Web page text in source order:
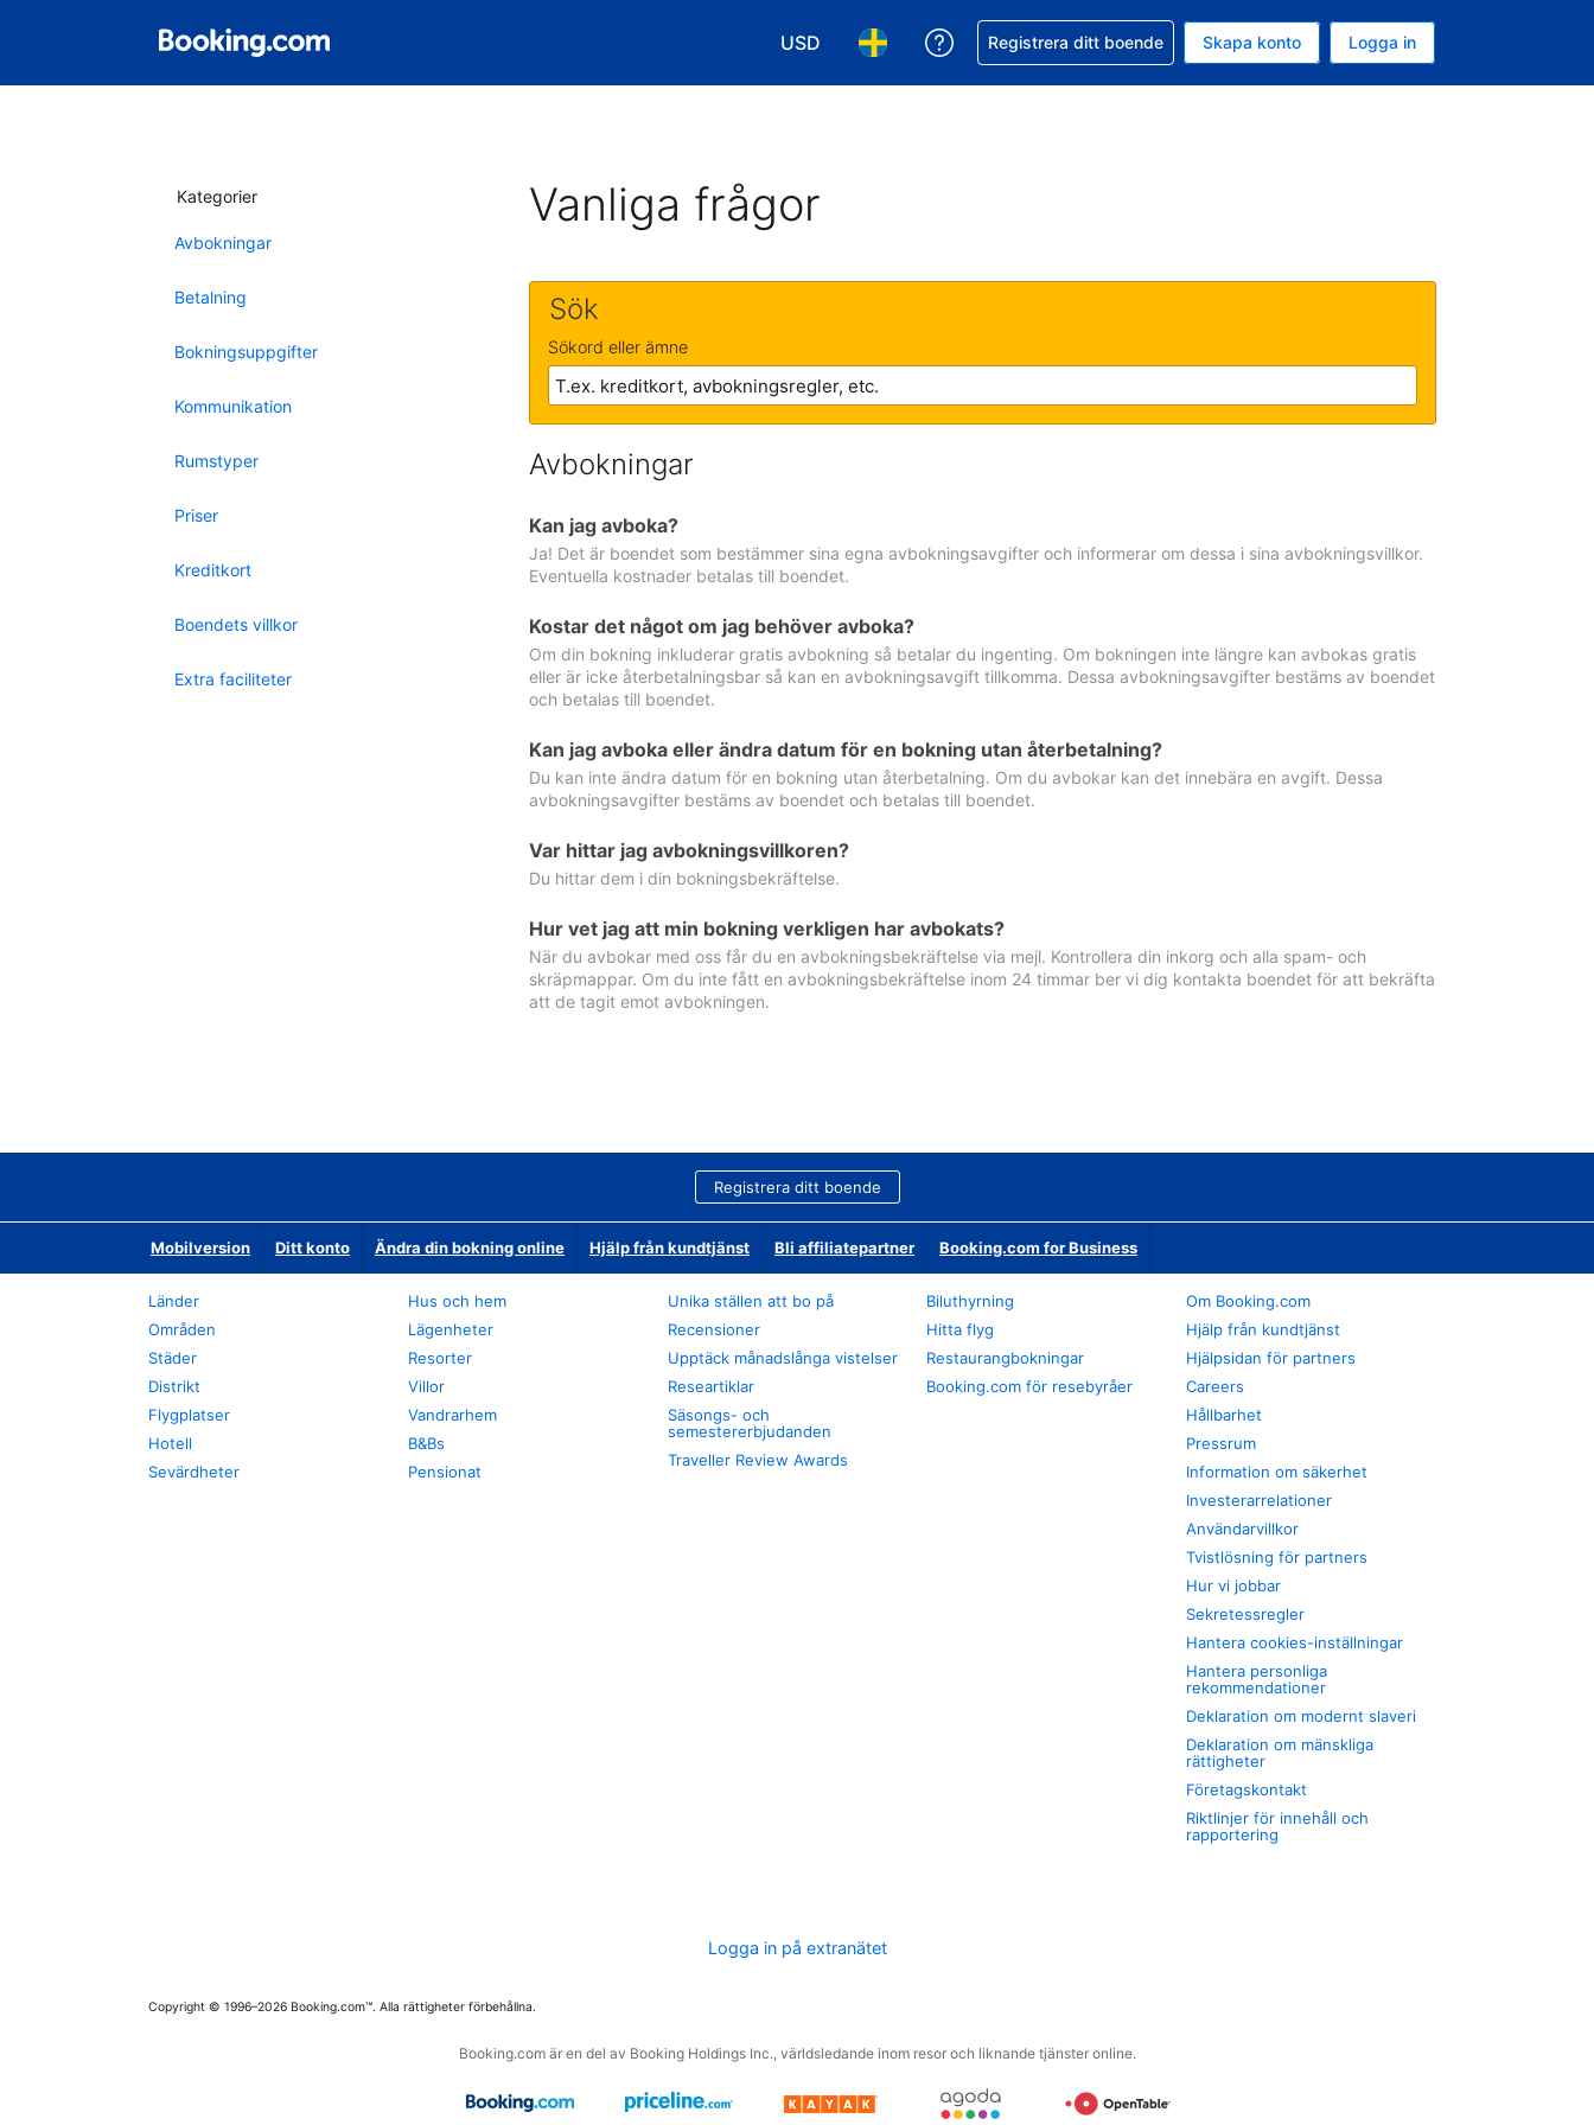
USD
Välj valuta. Din nuvarande valuta är Amerikanska dollar
Välj språk. Ditt nuvarande språk är Svenska
Få hjälp med din bokning
Registrera ditt boende Skapa konto Logga in
Kategorier
Avbokningar
Betalning
Bokningsuppgifter
Kommunikation
Rumstyper
Priser
Kreditkort
Boendets villkor
Extra faciliteter
Vanliga frågor
Sök
Sökord eller ämne
Avbokningar
Kan jag avboka?
Ja! Det är boendet som bestämmer sina egna avbokningsavgifter och informerar om dessa i sina avbokningsvillkor.
Eventuella kostnader betalas till boendet.
Kostar det något om jag behöver avboka?
Om din bokning inkluderar gratis avbokning så betalar du ingenting. Om bokningen inte längre kan avbokas gratis
eller är icke återbetalningsbar så kan en avbokningsavgift tillkomma. Dessa avbokningsavgifter bestäms av boendet
och betalas till boendet.
Kan jag avboka eller ändra datum för en bokning utan återbetalning?
Du kan inte ändra datum för en bokning utan återbetalning. Om du avbokar kan det innebära en avgift. Dessa
avbokningsavgifter bestäms av boendet och betalas till boendet.
Var hittar jag avbokningsvillkoren?
Du hittar dem i din bokningsbekräftelse.
Hur vet jag att min bokning verkligen har avbokats?
När du avbokar med oss får du en avbokningsbekräftelse via mejl. Kontrollera din inkorg och alla spam- och
skräpmappar. Om du inte fått en avbokningsbekräftelse inom 24 timmar ber vi dig kontakta boendet för att bekräfta
att de tagit emot avbokningen.
Registrera ditt boende
Mobilversion Ditt konto Ändra din bokning online Hjälp från kundtjänst Bli affiliatepartner Booking.com for Business
Länder
Områden
Städer
Distrikt
Flygplatser
Hotell
Sevärdheter
Hus och hem
Lägenheter
Resorter
Villor
Vandrarhem
B&Bs
Pensionat
Unika ställen att bo på
Recensioner
Upptäck månadslånga vistelser
Researtiklar
Säsongs- och
semestererbjudanden
Traveller Review Awards
Biluthyrning
Hitta flyg
Restaurangbokningar
Booking.com för resebyråer
Om Booking.com
Hjälp från kundtjänst
Hjälpsidan för partners
Careers
Hållbarhet
Pressrum
Information om säkerhet
Investerarrelationer
Användarvillkor
Tvistlösning för partners
Hur vi jobbar
Sekretessregler
Hantera cookies-inställningar
Hantera personliga
rekommendationer
Deklaration om modernt slaveri
Deklaration om mänskliga
rättigheter
Företagskontakt
Riktlinjer för innehåll och
rapportering
Logga in på extranätet
Copyright © 1996–2026 Booking.com™. Alla rättigheter förbehållna.
Booking.com är en del av Booking Holdings Inc., världsledande inom resor och liknande tjänster online.